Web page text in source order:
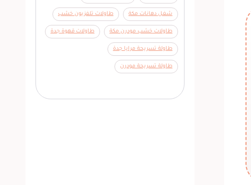
شغل دهانات مكة طاولات تلفزيون خشب
طاولات خشب مودرن مكة طاولات قهوة جدة
طاولة تسريحة مرايا جدة
طاولة تسريحة مودرن